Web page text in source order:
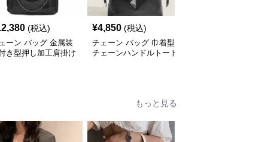
(税込)
ーン バッグ 金属装
き型押し加工肩掛け
¥4,850 (税込)
チェーン バッグ 巾着型
チェーンハンドルトート
もっと見る